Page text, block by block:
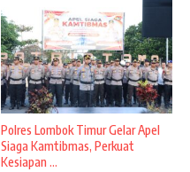
Polres Lombok Timur Gelar Apel
Siaga Kamtibmas, Perkuat
Kesiapan ...